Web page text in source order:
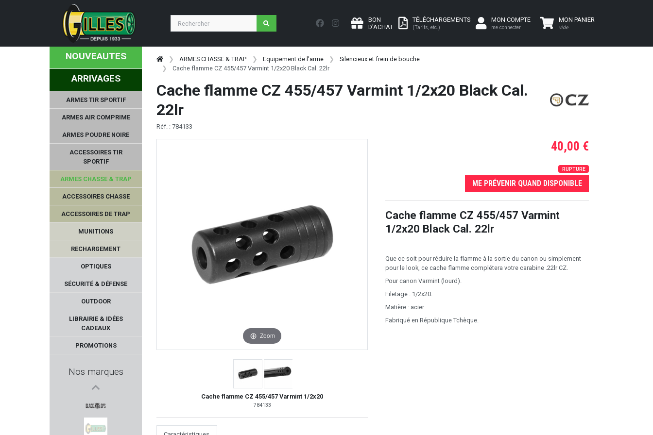
BON
D'ACHAT
TÉLÉCHARGEMENTS
(Tarifs, etc.)
MON COMPTE
me connecter
MON PANIER
vide
NOUVEAUTES
ARRIVAGES
ARMES TIR SPORTIF
ARMES AIR COMPRIME
ARMES POUDRE NOIRE
ACCESSOIRES TIR
SPORTIF
ARMES CHASSE & TRAP
ACCESSOIRES CHASSE
ACCESSOIRES DE TRAP
MUNITIONS
RECHARGEMENT
OPTIQUES
SÉCURITÉ & DÉFENSE
OUTDOOR
LIBRAIRIE & IDÉES
CADEAUX
PROMOTIONS
Nos marques
FEDERAL
BLACK OPS
ARMES CHASSE & TRAP Equipement de l'arme
Silencieux et frein de bouche
Cache flamme CZ 455/457 Varmint 1/2x20 Black Cal. 22lr
Cache flamme CZ 455/457 Varmint 1/2x20 Black Cal.
22lr
Réf. : 784133
Zoom
Cache flamme CZ 455/457 Varmint 1/2x20
784133
40,00 €
RUPTURE
ME PRÉVENIR QUAND DISPONIBLE
Cache flamme CZ 455/457 Varmint
1/2x20 Black Cal. 22lr
Que ce soit pour réduire la flamme à la sortie du canon ou simplement
pour le look, ce cache flamme complétera votre carabine .22lr CZ.
Pour canon Varmint (lourd).
Filetage : 1/2x20.
Matière : acier.
Fabriqué en République Tchèque.